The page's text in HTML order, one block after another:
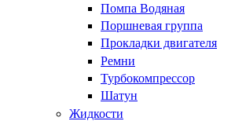
Помпа Водяная
Поршневая группа
Прокладки двигателя
Ремни
Турбокомпрессор
Шатун
Жидкости